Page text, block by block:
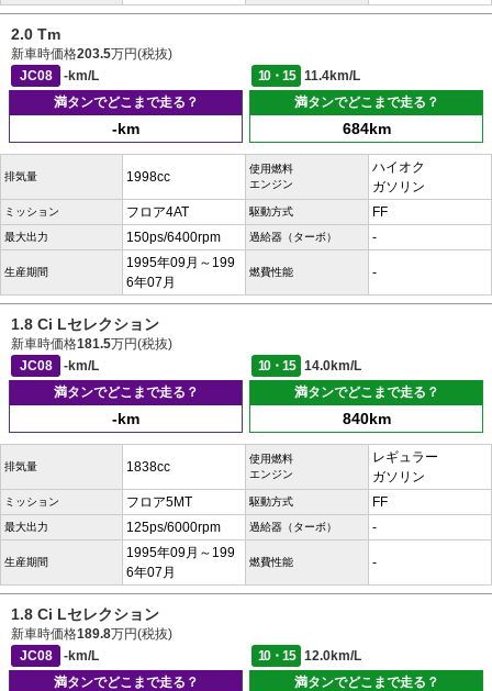
2.0 Tm
新車時価格203.5万円(税抜)
JC08
-km/L 10・15
11.4km/L
満タンでどこまで走る？
-km
満タンでどこまで走る？
684km
排気量 1998cc
使用燃料
エンジン
ハイオク
ガソリン
ミッション フロア4AT 駆動方式 FF
最大出力 150ps/6400rpm 過給器（ターボ） -
生産期間
1995年09月～199
6年07月
燃費性能 -
1.8 Ci Lセレクション
新車時価格181.5万円(税抜)
JC08
-km/L 10・15
14.0km/L
満タンでどこまで走る？
-km
満タンでどこまで走る？
840km
排気量 1838cc
使用燃料
エンジン
レギュラー
ガソリン
ミッション フロア5MT 駆動方式 FF
最大出力 125ps/6000rpm 過給器（ターボ） -
生産期間
1995年09月～199
6年07月
燃費性能 -
1.8 Ci Lセレクション
新車時価格189.8万円(税抜)
JC08
-km/L 10・15
12.0km/L
満タンでどこまで走る？
満タンでどこまで走る？